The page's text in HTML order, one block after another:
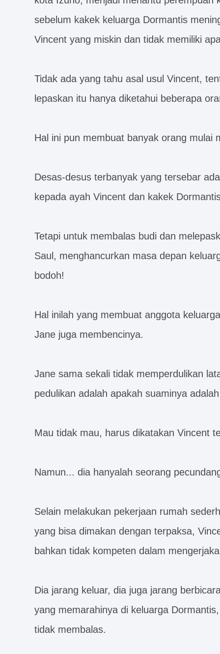
sebelum kakek keluarga Dormantis
Vincent yang miskin dan tidak memiliki
Tidak ada yang tahu asal usul Vincent,
lepaskan itu hanya diketahui beberapa
Hal ini pun membuat banyak orang mulai
Desas-desus terbanyak yang tersebar
kepada ayah Vincent dan kakek
Tetapi untuk membalas budi dan
Saul, menghancurkan masa depan
bodoh!
Hal inilah yang membuat anggota
Jane juga membencinya.
Jane sama sekali tidak memperdulikan
pedulikan adalah apakah suaminya
Mau tidak mau, harus dikatakan Vincent
Namun... dia hanyalah seorang
Selain melakukan pekerjaan rumah
yang bisa dimakan dengan terpaksa,
bahkan tidak kompeten dalam
Dia jarang keluar, dia juga jarang
yang memarahinya di keluarga
tidak membalas.